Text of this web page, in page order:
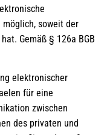
soweit der
Gemäß § 126a BGB
elektronischer
für eine
zwischen
des privaten und